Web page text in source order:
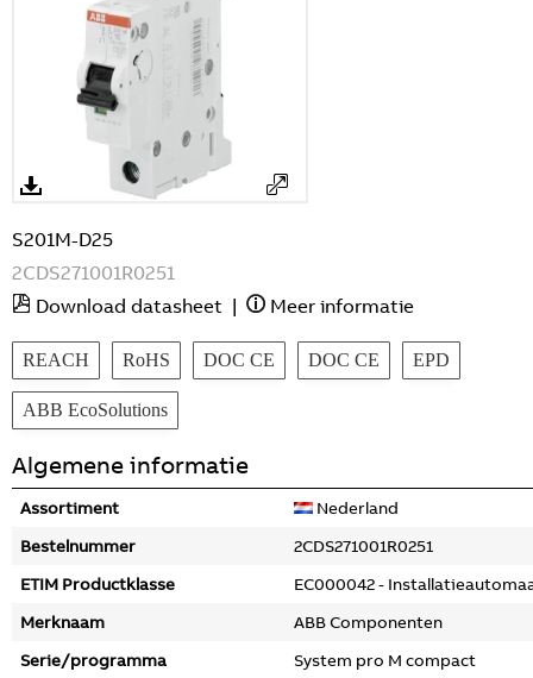
S201M-D25
2CDS271001R0251
Download datasheet | Meer informatie
REACH RoHS DOC CE DOC CE EPD
ABB EcoSolutions
Algemene informatie
Assortiment
Nederland
Bestelnummer
2CDS271001R0251
ETIM Productklasse
EC000042 -
Merknaam
ABB Componenten
Serie/programma
System pro M compact